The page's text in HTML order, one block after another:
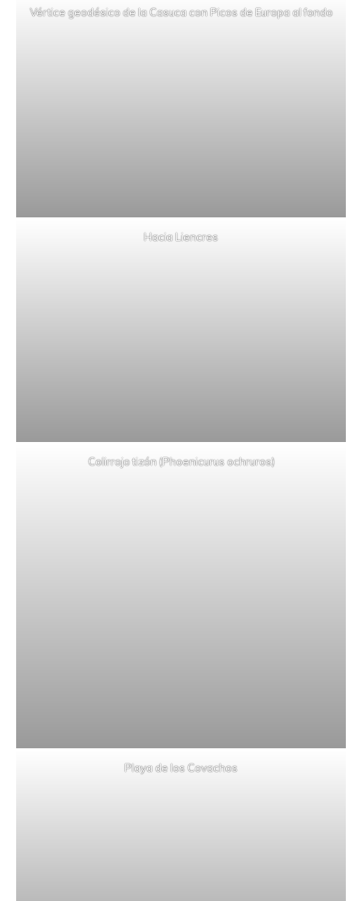
Vértice geodésico de la Casuca con Picos de Europa al fondo
Hacia Liencres
Colirrojo tizón (Phoenicurus ochruros)
Playa de los Covachos